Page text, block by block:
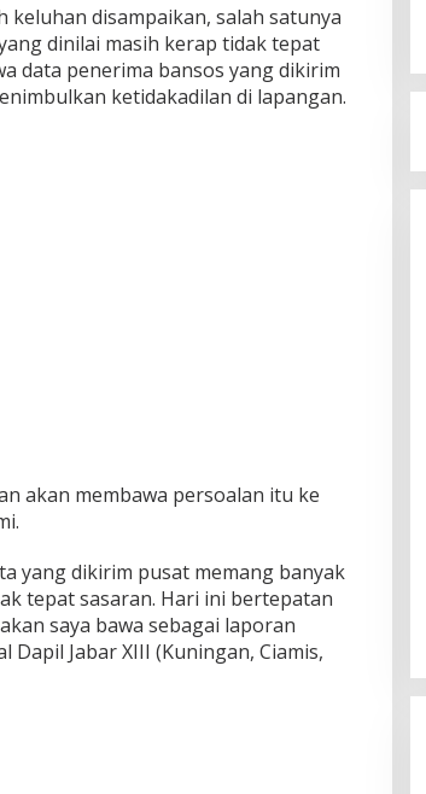
keluhan disampaikan, salah satunya
dinilai masih kerap tidak tepat
data penerima bansos yang dikirim
ketidakadilan di lapangan.
akan membawa persoalan itu ke
yang dikirim pusat memang banyak
tepat sasaran. Hari ini bertepatan
saya bawa sebagai laporan
Jabar XIII (Kuningan, Ciamis,